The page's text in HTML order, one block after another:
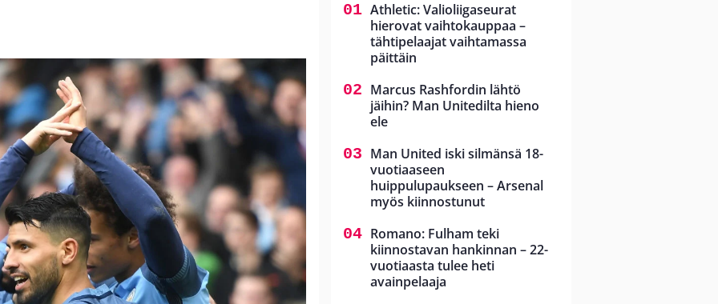
Athletic: Valioliigaseurat
hierovat vaihtokauppaa –
tähtipelaajat vaihtamassa
päittäin
Marcus Rashfordin lähtö
jäihin? Man Unitedilta hieno
ele
Man United iski silmänsä 18-
vuotiaaseen
huippulupaukseen – Arsenal
myös kiinnostunut
Romano: Fulham teki
kiinnostavan hankinnan – 22-
vuotiaasta tulee heti
avainpelaaja